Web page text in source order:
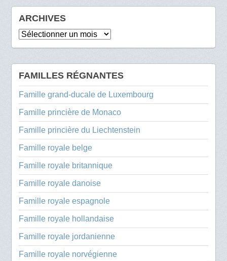
ARCHIVES
Archives
FAMILLES RÉGNANTES
Famille grand-ducale de Luxembourg
Famille princière de Monaco
Famille princière du Liechtenstein
Famille royale belge
Famille royale britannique
Famille royale danoise
Famille royale espagnole
Famille royale hollandaise
Famille royale jordanienne
Famille royale norvégienne